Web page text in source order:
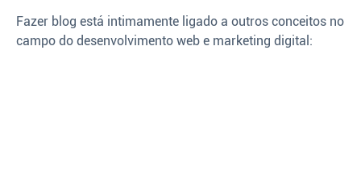
Fazer blog está intimamente ligado a outros conceitos no
campo do desenvolvimento web e marketing digital: